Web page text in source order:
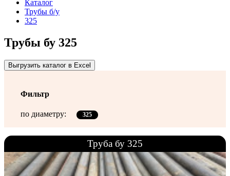
Каталог
Трубы б/у
325
Трубы бу 325
Выгрузить каталог в Excel
Фильтр
по диаметру: 325
Труба бу 325